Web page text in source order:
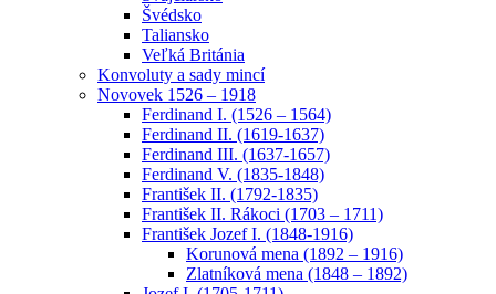
Švédsko
Taliansko
Veľká Británia
Konvoluty a sady mincí
Novovek 1526 – 1918
Ferdinand I. (1526 – 1564)
Ferdinand II. (1619-1637)
Ferdinand III. (1637-1657)
Ferdinand V. (1835-1848)
František II. (1792-1835)
František II. Rákoci (1703 – 1711)
František Jozef I. (1848-1916)
Korunová mena (1892 – 1916)
Zlatníková mena (1848 – 1892)